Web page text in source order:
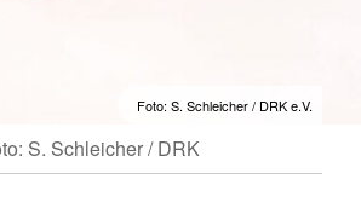
Foto: S. Schleicher / DRK e.V.
S. Schleicher / DRK